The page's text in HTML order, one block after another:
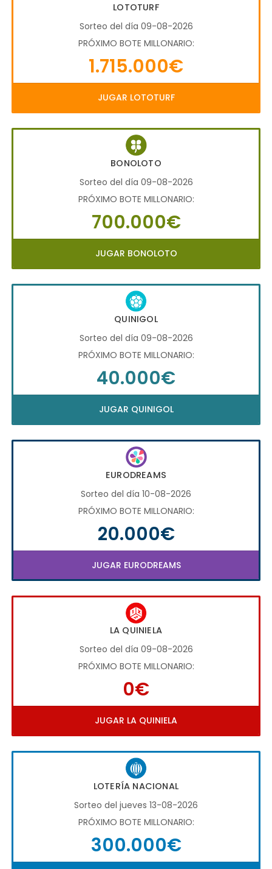
LOTOTURF
Sorteo del día 09-08-2026
PRÓXIMO BOTE MILLONARIO:
1.715.000€
JUGAR LOTOTURF
BONOLOTO
Sorteo del día 09-08-2026
PRÓXIMO BOTE MILLONARIO:
700.000€
JUGAR BONOLOTO
QUINIGOL
Sorteo del día 09-08-2026
PRÓXIMO BOTE MILLONARIO:
40.000€
JUGAR QUINIGOL
EURODREAMS
Sorteo del día 10-08-2026
PRÓXIMO BOTE MILLONARIO:
20.000€
JUGAR EURODREAMS
LA QUINIELA
Sorteo del día 09-08-2026
PRÓXIMO BOTE MILLONARIO:
0€
JUGAR LA QUINIELA
LOTERÍA NACIONAL
Sorteo del jueves 13-08-2026
PRÓXIMO BOTE MILLONARIO:
300.000€